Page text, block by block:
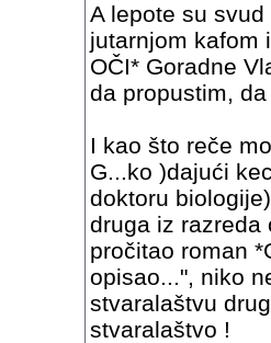
A lepote su
jutarnjom kafom
OČI* Goradne
da propustim,
I kao što reče
G...ko )dajući
doktoru
druga iz razreda
pročitao roman
opisao...", niko
stvaralaštvu
stvaralaštvo !